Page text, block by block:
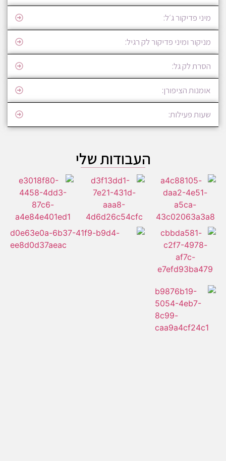
מיני פדיקור ג׳ל:
מניקור ומיני פדיקור לק רגיל:
הסרת לק גל:
אומנות הציפורן:
שעות פעילות:
העבודות שלי